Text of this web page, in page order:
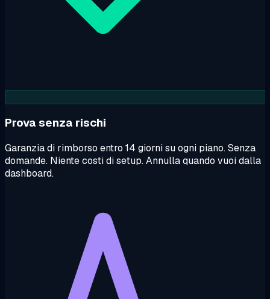
Prova senza rischi
Garanzia di rimborso entro 14 giorni su ogni piano. Senza
domande. Niente costi di setup. Annulla quando vuoi dalla
dashboard.